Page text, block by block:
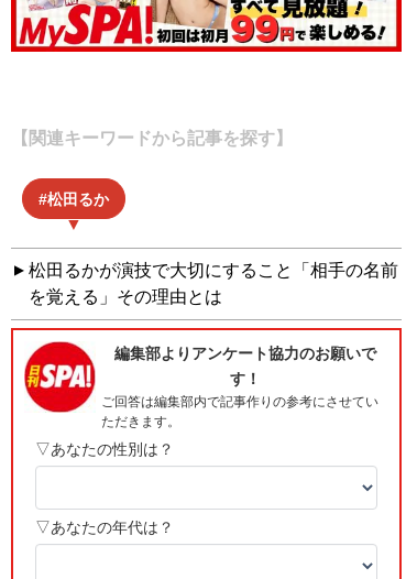
【関連キーワードから記事を探す】
松田るか
松田るかが演技で大切にすること「相手の名前
を覚える」その理由とは